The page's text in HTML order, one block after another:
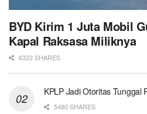
BYD Kirim 1 Juta Mobil
Kapal Raksasa Miliknya
6322 SHARES
KPLP Jadi Otoritas Tunggal
5480 SHARES